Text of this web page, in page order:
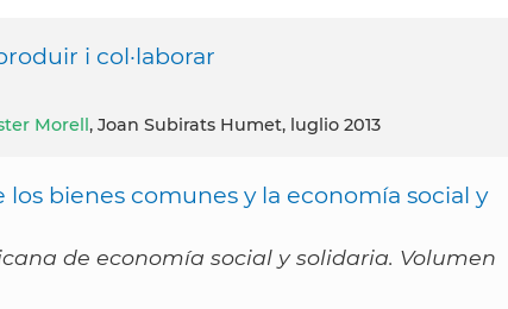
i col·laborar
Morell , Joan Subirats Humet, luglio 2013
bienes comunes y la economía social y
de economía social y solidaria. Volumen